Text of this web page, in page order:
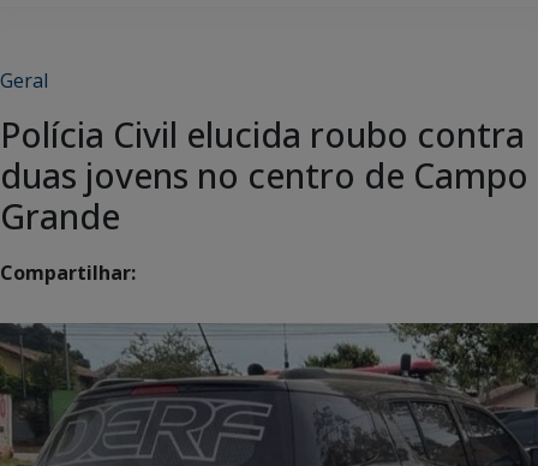
Geral
Polícia Civil elucida roubo contra
duas jovens no centro de Campo
Grande
Compartilhar: